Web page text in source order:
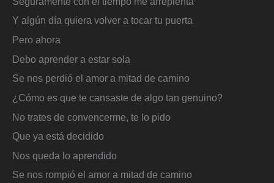
Y algún día quiera volver a tocar tu puerta
Pero ahora
Debo aprender a estar sola
Se nos perdió el amor a mitad de camino
¿Cómo es que te cansaste de algo tan genuino?
No trates de convencerme, te lo pido
Que ya está decidido
Nos queda lo aprendido
Se nos rompió el amor a mitad de camino